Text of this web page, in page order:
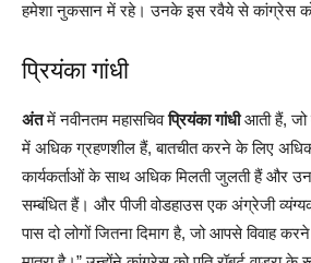
हमेशा नुकसान में रहे। उनके इस रवैये से कांग्रेस को
प्रियंका गांधी
अंतमें नवीनतम महासचिवप्रियंका गांधीआती हैं, जो
में अधिक ग्रहणशील हैं, बातचीत करने के लिए
कार्यकर्ताओं के साथ अधिक मिलती जुलती हैं और
सम्बंधित हैं। और पीजी वोडहाउस एक अंग्रेजी
पास दो लोगों जितना दिमाग है, जो आपसे विवाह